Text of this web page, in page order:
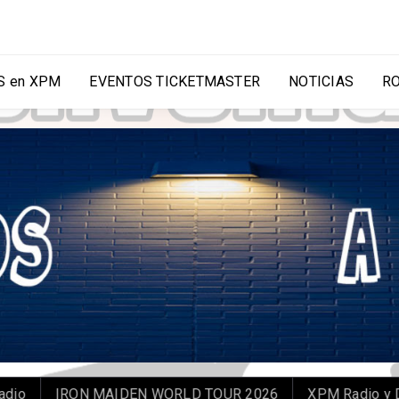
en XPM EVENTOS TICKETMASTER NOTICIAS
IRON MAIDEN WORLD TOUR 2026 XPM Radio y